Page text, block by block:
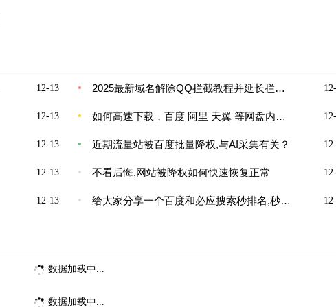
12-13 2025最新域名解除QQ拦截教程并延长拦截间隔
12-13 如何高速下载，百度 阿里 天翼 等网盘内的内容
12-13 近期流量站被百度批量降权,与AI采集有关？
12-13 不看后悔,网站被降权如何快速恢复正常
12-13 给大家分享一个百度和必应搜索秒排名,秒收录的流量渠道
数据加载中...
数据加载中...